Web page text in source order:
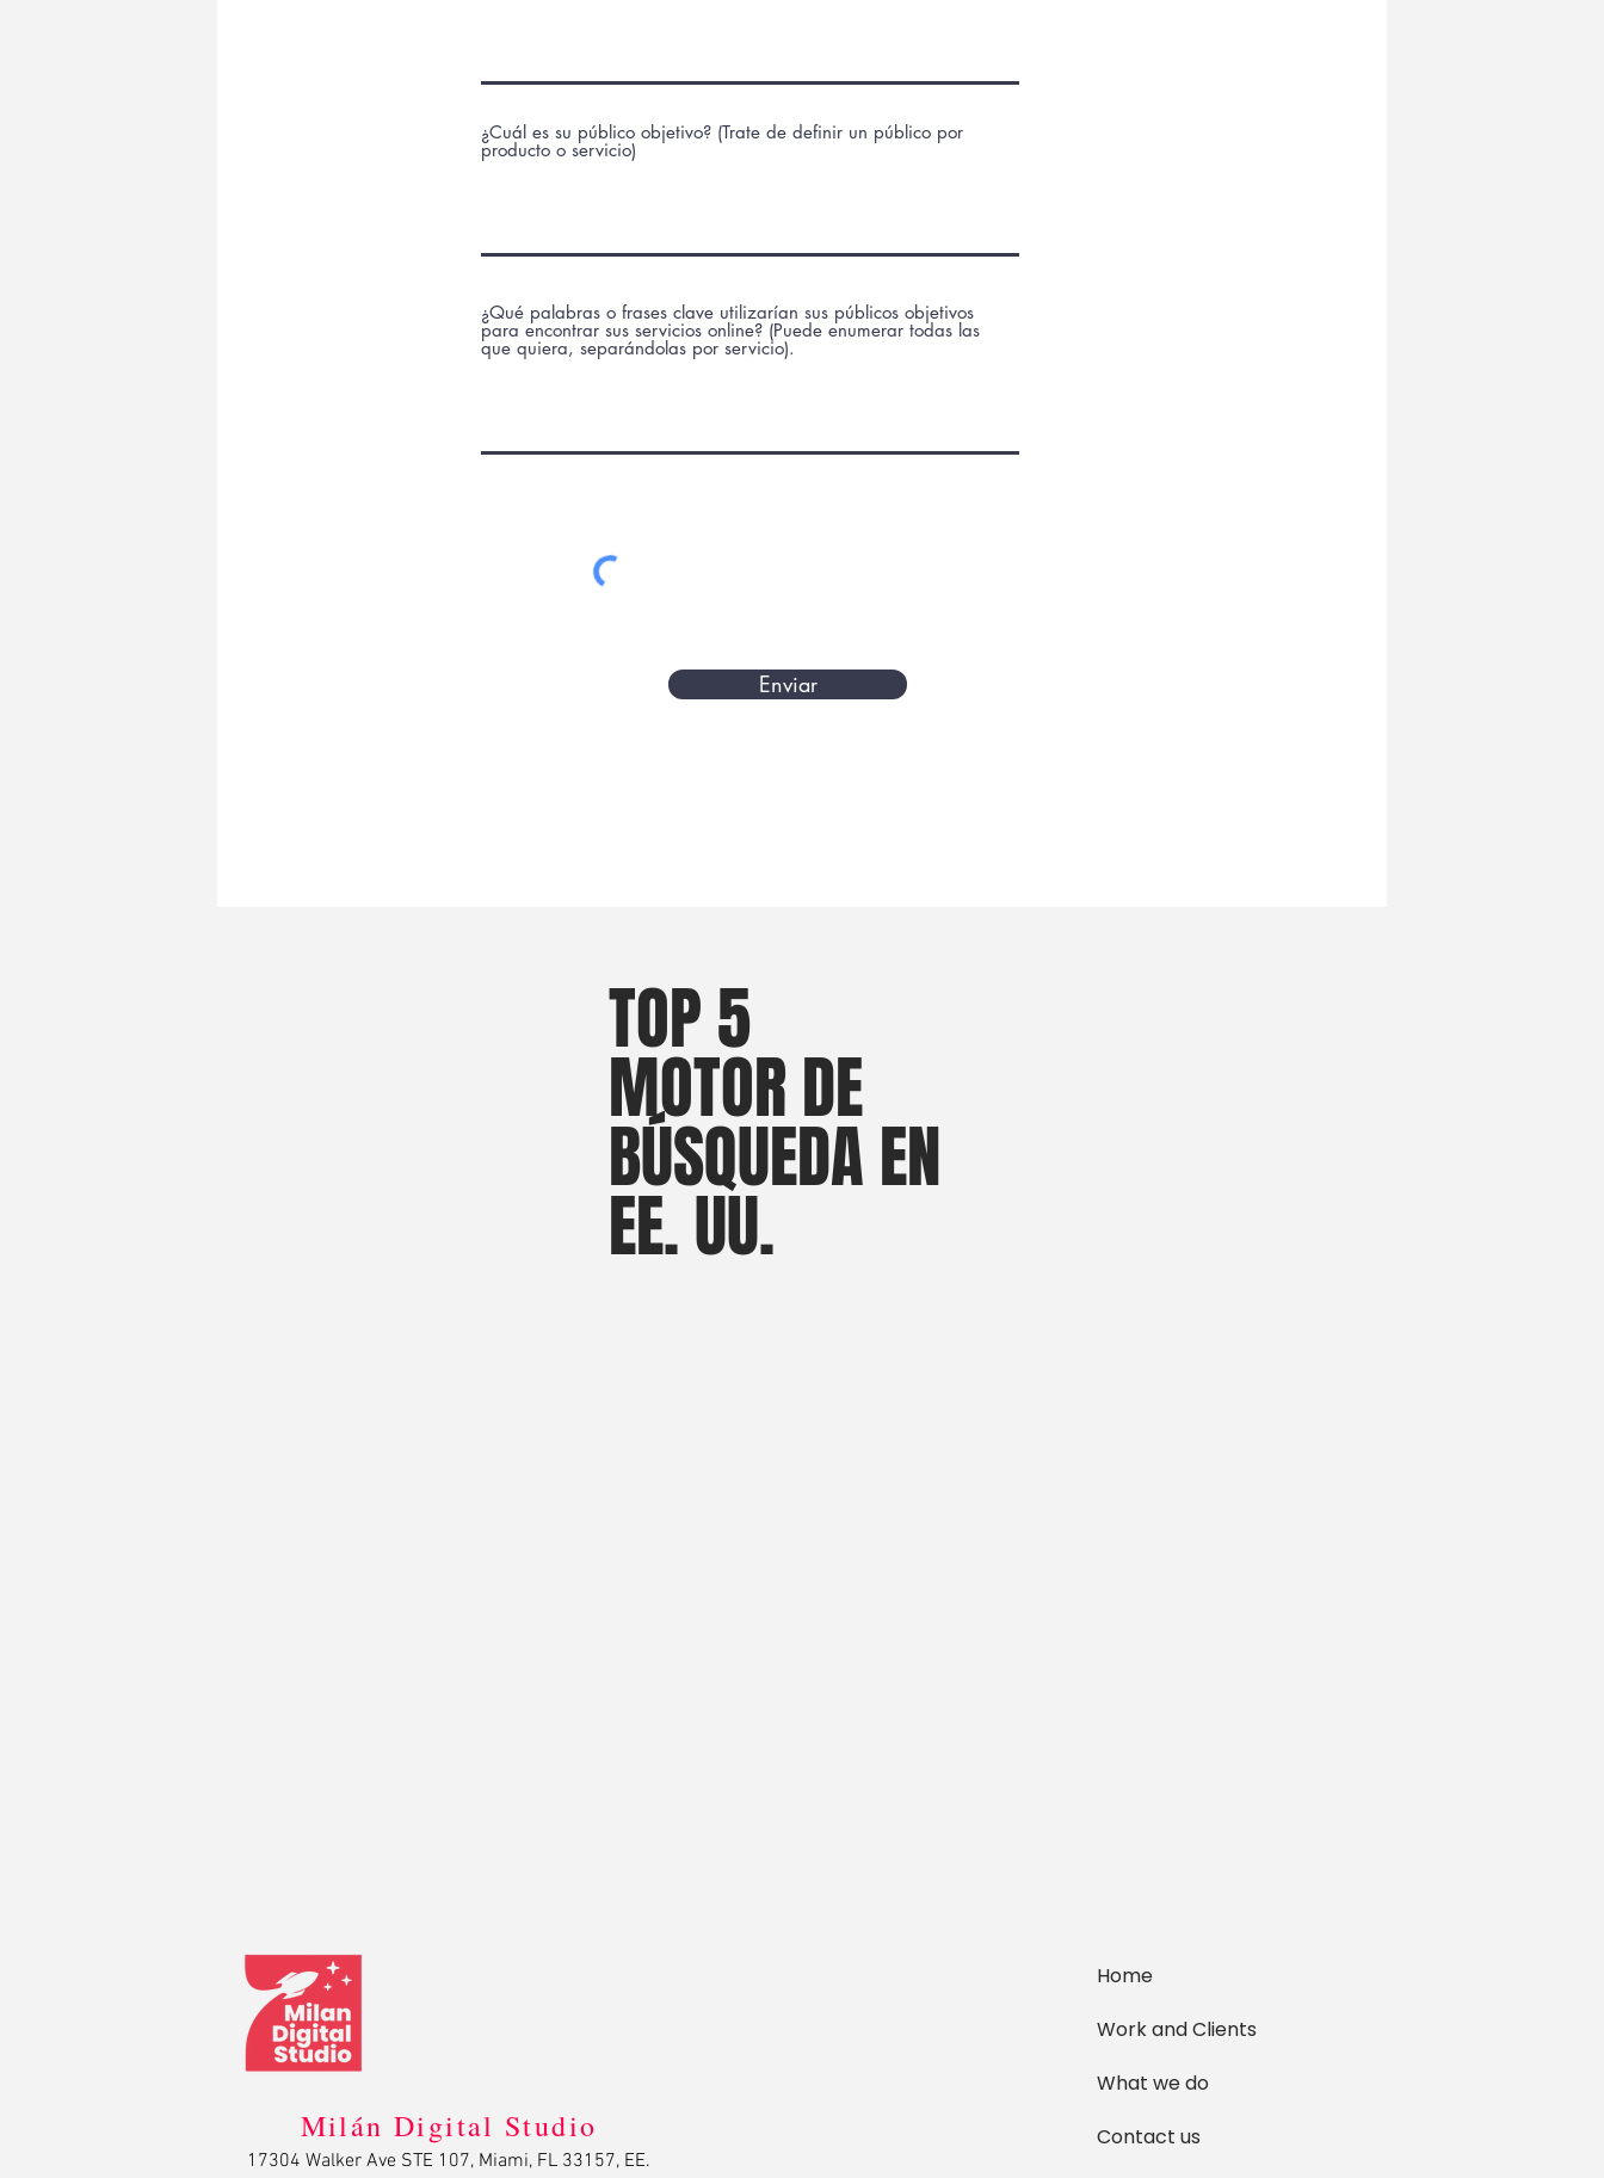
¿Cuál es su público objetivo? (Trate de definir un público por
producto o servicio)
¿Qué palabras o frases clave utilizarían sus públicos objetivos
para encontrar sus servicios online? (Puede enumerar todas las
que quiera, separándolas por servicio).
Enviar
TOP 5
MOTOR DE
BÚSQUEDA EN
EE. UU.
Milán Digital Studio
17304 Walker Ave STE 107, Miami, FL 33157, EE.
Home
Work and Clients
What we do
Contact us